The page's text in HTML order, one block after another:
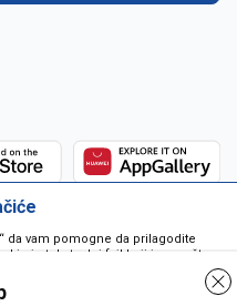
da vam pomogne da prilagodite
je tekstualni fajl koji je smešten
računaru. Cookie-i su
biti pročitani od strane web servera